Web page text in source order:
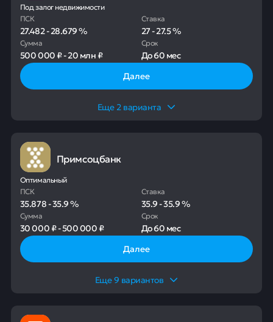
Под залог недвижимости
ПСК
27.482-28.679%
Ставка
27-27.5%
Сумма
500 000 ₽-20 млн ₽
Срок
До60 мес
Далее
Еще2 варианта
Примсоцбанк
Оптимальный
ПСК
35.878-35.9%
Ставка
35.9-35.9%
Сумма
30 000 ₽-500 000 ₽
Срок
До60 мес
Далее
Еще9 вариантов